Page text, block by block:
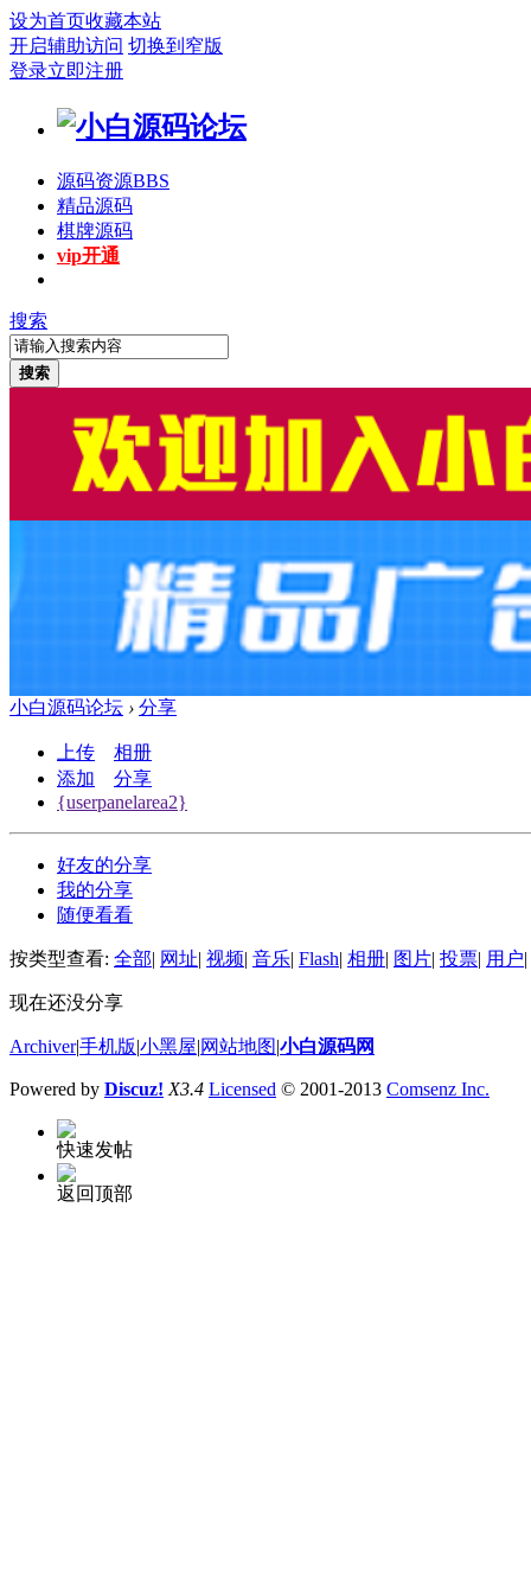
设为首页收藏本站
开启辅助访问 切换到窄版
登录立即注册
源码资源BBS
精品源码
棋牌源码
vip开通
搜索
搜索
小白源码论坛 › 分享
上传
相册
添加
分享
{userpanelarea2}
好友的分享
我的分享
随便看看
按类型查看: 全部 网址 视频 音乐 Flash 相册 图片 投票 用户
现在还没分享
Archiver|手机版 小黑屋 网站地图 小白源码网
Powered by Discuz! X3.4 Licensed © 2001-2013 Comsenz Inc.
快速发帖
返回顶部